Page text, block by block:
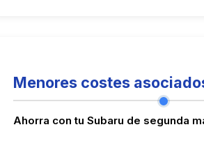
Menores costes
Ahorra con tu Subaru de segunda